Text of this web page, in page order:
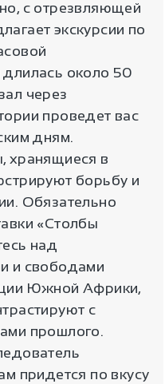
с отрезвляющей
экскурсии по
около 50
через
проведет вас
дням.
хранящиеся в
борьбу и
Обязательно
«Столбы
над
и свободами
Южной Африки,
с
прошлого.
придется по вкусу